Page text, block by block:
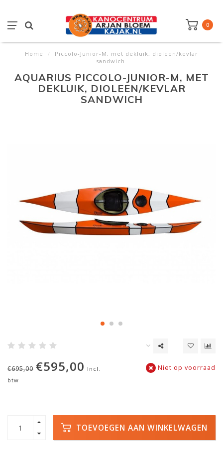
0
Home /
Piccolo-Junior-M, met dekluik, dioleen/kevlar
sandwich
AQUARIUS PICCOLO-JUNIOR-M, MET
DEKLUIK, DIOLEEN/KEVLAR
SANDWICH
€695,00 €595,00 Incl.
btw
Niet op voorraad
TOEVOEGEN AAN WINKELWAGEN